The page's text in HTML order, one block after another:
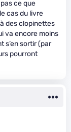
ce que
cas du livre
des clopinettes
va encore moins
s’en sortir (par
pourront